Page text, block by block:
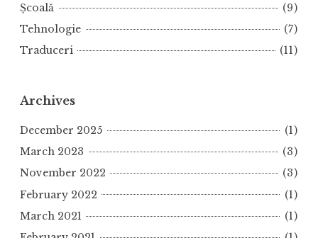
Școală
(9)
Tehnologie
(7)
Traduceri
(11)
Archives
December 2025
(1)
March 2023
(3)
November 2022
(3)
February 2022
(1)
March 2021
(1)